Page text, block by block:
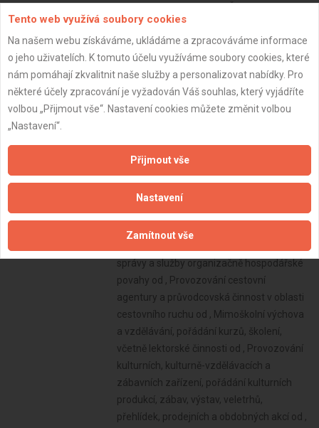
Tento web využívá soubory cookies
Na našem webu získáváme, ukládáme a zpracováváme informace
o jeho uživatelích. K tomuto účelu využíváme soubory cookies, které
nám pomáhají zkvalitnit naše služby a personalizovat nabídky. Pro
některé účely zpracování je vyžadován Váš souhlas, který vyjádříte
volbou „Přijmout vše“. Nastavení cookies můžete změnit volbou
„Nastavení“.
Přijmout vše
Nastavení
Zamítnout vše